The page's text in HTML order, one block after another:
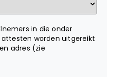
in die onder
worden uitgereikt
adres (zie